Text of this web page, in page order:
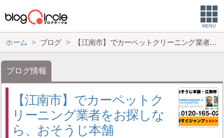
MENU
ホーム ブログ 【江南市】でカーペットクリーニング業者をお探しなら、おそうじ本舗
ブログ情報
【江南市】でカーペットク
リーニング業者をお探しな
ら、おそうじ本舗